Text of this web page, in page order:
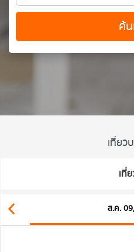
ค้
เที่ยว
เที่
ส.ค.